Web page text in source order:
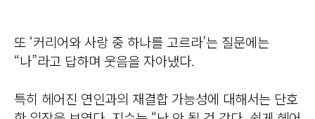
또 ‘커리어와 사랑 중 하나를 고르라’는 질문에는
“나”라고 답하며 웃음을 자아냈다.
특히 헤어진 연인과의 재결합 가능성에 대해서는 단호